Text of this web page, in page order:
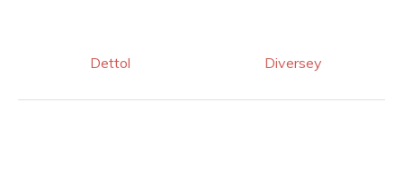
Dettol Diversey